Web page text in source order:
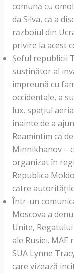
comună cu
da Silva, că a
războiul din
privire la acest
Șeful republicii
susținător al
împreună cu
occidentale, a
lux, spațiul
înainte de a
Reamintim că
Minnikhanov –
organizat în
Republica
către
Într-un
Moscova a
Unite,
ale Rusiei. MAE
SUA Lynne
care vizează